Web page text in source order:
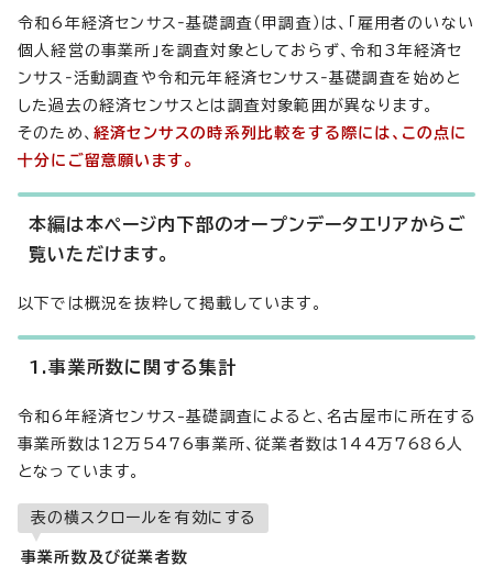
令和6年経済センサス‐基礎調査（甲調査）は、「雇用者のいない
個人経営の事業所」を調査対象としておらず、令和3年経済セ
ンサス‐活動調査や令和元年経済センサス‐基礎調査を始めと
した過去の経済センサスとは調査対象範囲が異なります。
そのため、 経済センサスの時系列比較をする際には、この点に
十分にご留意願います。
本編は本ページ内下部のオープンデータエリアからご
覧いただけます。
以下では概況を抜粋して掲載しています。
1.事業所数に関する集計
令和6年経済センサス-基礎調査によると、名古屋市に所在する
事業所数は12万5476事業所、従業者数は144万7686人
となっています。
表の横スクロールを有効にする
事業所数及び従業者数